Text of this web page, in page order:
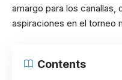
amargo para los canallas,
aspiraciones en el torneo
Contents